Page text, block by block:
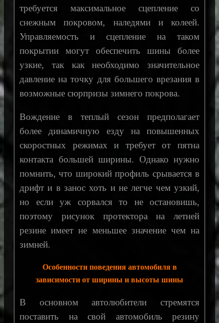
требуется максимальное сцепление со
снежным покровом, наледями и колеей.
Управляемость и сцепление на таком
покрытии могут обеспечить шины более
узкие, так как необходимо значительное
давление на точку для большего врезания в
возможные сюрпризы зимнего покрова.
Вождение в теплый сезон предполагает
более динамичную езду на повышенных
скоростных режимах и требует от пятна
контакта большей ширины. Однако нужно
помнить, что широкий профиль срывается в
дрифт и в занос хоть и не легче чем узкий,
но если уж сорвался то не остановишь,
поэтому рисунок протектора на летней
резине имеет не меньшее значение чем на
зимней.
Особенности поведения автомобиля в
зависимости от ширины и высоты шины
В основном автолюбители стремятся
поставить на свой автомобиль резину